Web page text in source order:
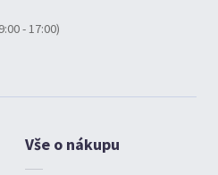
- 17:00)
Vše o nákupu